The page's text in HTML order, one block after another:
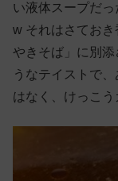
い液体スープだ
w それはさてお
やきそば」に別
うなテイストで
はなく、けっこう